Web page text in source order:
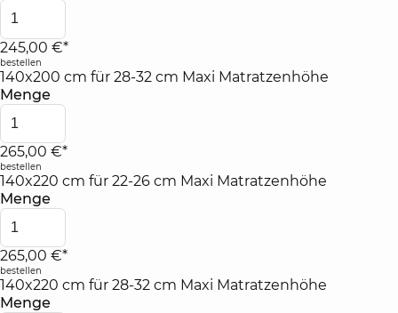
245,00 €*
bestellen
140x200 cm für 28-32 cm Maxi Matratzenhöhe
Menge
265,00 €*
bestellen
140x220 cm für 22-26 cm Maxi Matratzenhöhe
Menge
265,00 €*
bestellen
140x220 cm für 28-32 cm Maxi Matratzenhöhe
Menge